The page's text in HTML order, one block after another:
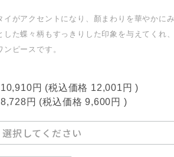
イがアクセントになり、顏まわりを華やかに
した蝶々柄もすっきりした印象を与えてくれ
ピースです。
10,910円 (税込価格 12,001円 )
8,728円 (税込価格9,600円 )